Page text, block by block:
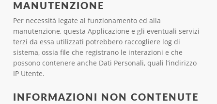
MANUTENZIONE
Per necessità legate al funzionamento ed alla
manutenzione, questa Applicazione e gli eventuali servizi
terzi da essa utilizzati potrebbero raccogliere log di
sistema, ossia file che registrano le interazioni e che
possono contenere anche Dati Personali, quali l’indirizzo
IP Utente.
INFORMAZIONI NON CONTENUTE